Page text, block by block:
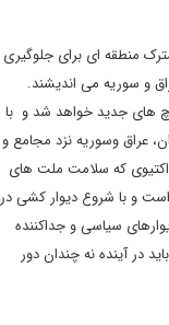
منطقه ای برای جلوگیری
و سوریه می اندیشند.
های جدید خواهد شد و با
عراق وسوریه نزد مجامع و
که سلامت ملت های
و با شروع دیوار کشی در
سیاسی و جداکننده
در آینده نه چندان دور